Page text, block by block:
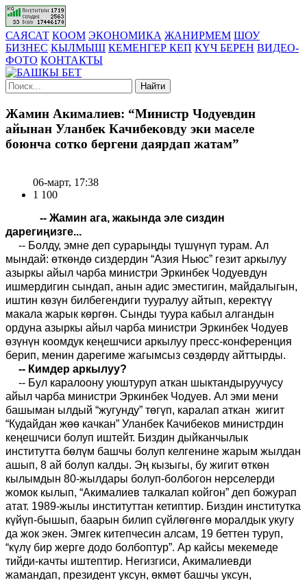
САЯСАТ КООМ ЭКОНОМИКА ЖАНИРМЕМ ШОУ
БИЗНЕС КЫЛМЫШ КЕМЕНГЕР КЕП КҮЧ БЕРЕН ВИДЕО-
ФОТО КОНТАКТЫ
Найти
Жамин Акималиев: “Министр Чодуевдин
айынан Уланбек Качибековду эки маселе
боюнча сотко бергени даярдап жатам”
06-март, 17:38
1 100
-- Жамин ага, жакында эле сиздин
дарегиңизге...
-- Болду, эмне деп сурарыңды түшүнүп турам. Ал
мындай: өткөндө сиздердин “Азия Ньюс” гезит аркылуу
азыркы айыл чарба министри Эркинбек Чодуевдун
ишмердигин сындап, анын адис эместигин, майдалыгын,
иштин көзүн билбегендиги тууралуу айтып, керектүү
макала жарык көргөн. Сынды туура кабыл алгандын
ордуна азыркы айыл чарба министри Эркинбек Чодуев
өзүнүн коомдук кеңешчиси аркылуу пресс-конференция
берип, менин дарегиме жагымсыз сөздөрдү айттырды.
-- Кимдер аркылуу?
-- Бул каралоону уюштуруп аткан шыктандыруучусу
айыл чарба министри Эркинбек Чодуев. Ал эми мени
башыман ылдый “жугунду” төгүп, каралап аткан жигит
“Кудайдан жөө качкан” Уланбек Качибеков министрдин
кеңешчиси болуп иштейт. Биздин дыйканчылык
институтта бөлүм башчы болуп келгенине жарым жылдан
ашып, 8 ай болуп калды. Эң кызыгы, бу жигит өткөн
кылымдын 80-жылдары болуп-болбогон нерселерди
жомок кылып, “Акималиев талкалап койгон” деп божурап
атат. 1989-жылы институттан кетиптир. Биздин институтка
күйүп-бышып, баарын билип сүйлөгөнгө моралдык укугу
да жок экен. Эмгек китепчесин алсам, 19 беттен туруп,
“күлү бир жерге додо болбоптур”. Ар кайсы мекемеде
тийди-качты иштептир. Негизгиси, Акималиевди
жамандап, президент уксун, өкмөт башчы уксун,